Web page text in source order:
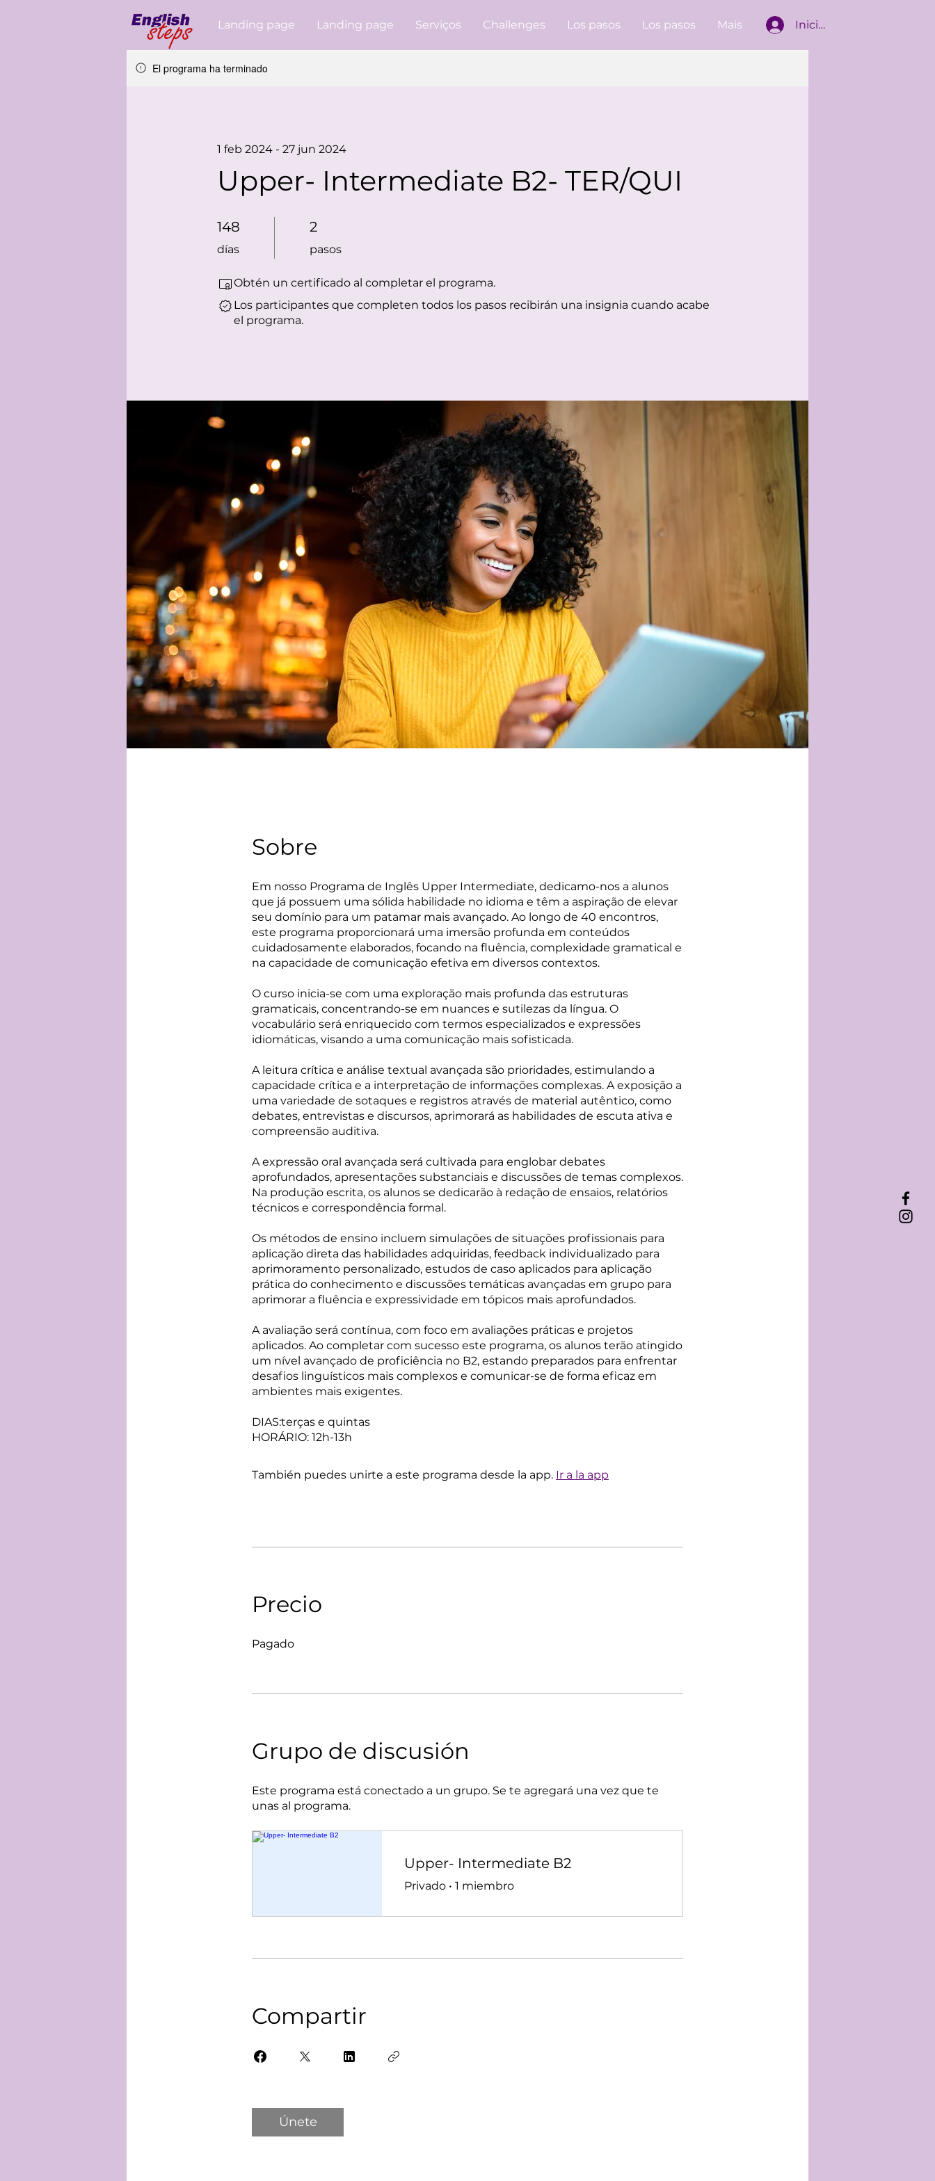
Landing page Landing page Serviços Challenges Los pasos Los pasos Mais Iniciar sesión
El programa ha terminado
Upper- Intermediate B2- TER/QUI
1 feb 2024 - 27 jun 2024
148
días
148 días 2
pasos
2 pasos
Obtén un certificado al completar el programa.
Los participantes que completen todos los pasos recibirán una insignia cuando acabe
el programa.
Sobre
Em nosso Programa de Inglês Upper Intermediate, dedicamo-nos a alunos
que já possuem uma sólida habilidade no idioma e têm a aspiração de elevar
seu domínio para um patamar mais avançado. Ao longo de 40 encontros,
este programa proporcionará uma imersão profunda em conteúdos
cuidadosamente elaborados, focando na fluência, complexidade gramatical e
na capacidade de comunicação efetiva em diversos contextos.
O curso inicia-se com uma exploração mais profunda das estruturas
gramaticais, concentrando-se em nuances e sutilezas da língua. O
vocabulário será enriquecido com termos especializados e expressões
idiomáticas, visando a uma comunicação mais sofisticada.
A leitura crítica e análise textual avançada são prioridades, estimulando a
capacidade crítica e a interpretação de informações complexas. A exposição a
uma variedade de sotaques e registros através de material autêntico, como
debates, entrevistas e discursos, aprimorará as habilidades de escuta ativa e
compreensão auditiva.
A expressão oral avançada será cultivada para englobar debates
aprofundados, apresentações substanciais e discussões de temas complexos.
Na produção escrita, os alunos se dedicarão à redação de ensaios, relatórios
técnicos e correspondência formal.
Os métodos de ensino incluem simulações de situações profissionais para
aplicação direta das habilidades adquiridas, feedback individualizado para
aprimoramento personalizado, estudos de caso aplicados para aplicação
prática do conhecimento e discussões temáticas avançadas em grupo para
aprimorar a fluência e expressividade em tópicos mais aprofundados.
A avaliação será contínua, com foco em avaliações práticas e projetos
aplicados. Ao completar com sucesso este programa, os alunos terão atingido
um nível avançado de proficiência no B2, estando preparados para enfrentar
desafios linguísticos mais complexos e comunicar-se de forma eficaz em
ambientes mais exigentes.
DIAS:terças e quintas
HORÁRIO: 12h-13h
También puedes unirte a este programa desde la app. Ir a la app
Precio
Pagado
Grupo de discusión
Este programa está conectado a un grupo. Se te agregará una vez que te
unas al programa.
Upper- Intermediate B2
Privado • 1 miembro
Compartir
Únete